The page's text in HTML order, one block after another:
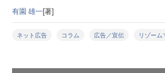
有園 雄一[著]
ネット広告 コラム 広告／宣伝 リゾー